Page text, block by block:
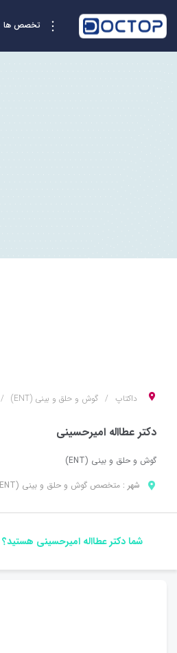
تخصص ها
داکتاپ گوش و حلق و بینی (ENT)
دکتر عطااله امیرحسینی
گوش و حلق و بینی (ENT)
شهر : متخصص گوش و حلق و بینی (ENT)
شما دکتر عطااله امیرحسینی هستید؟